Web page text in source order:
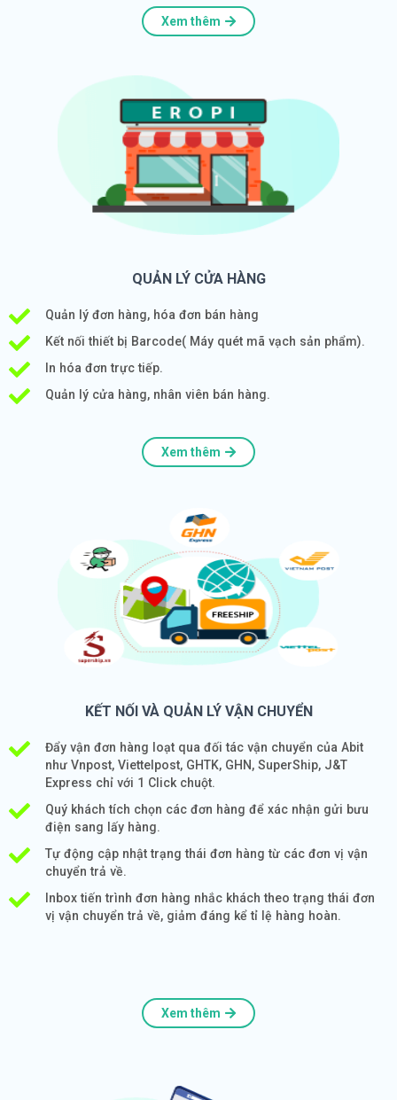
Xem thêm
QUẢN LÝ CỬA HÀNG
Quản lý đơn hàng, hóa đơn bán hàng
Kết nối thiết bị Barcode( Máy quét mã vạch sản phẩm).
In hóa đơn trực tiếp.
Quản lý cửa hàng, nhân viên bán hàng.
Xem thêm
KẾT NỐI VÀ QUẢN LÝ VẬN CHUYỂN
Đẩy vận đơn hàng loạt qua đối tác vận chuyển của Abit
như Vnpost, Viettelpost, GHTK, GHN, SuperShip, J&T
Express chỉ với 1 Click chuột.
Quý khách tích chọn các đơn hàng để xác nhận gửi bưu
điện sang lấy hàng.
Tự động cập nhật trạng thái đơn hàng từ các đơn vị vận
chuyển trả về.
Inbox tiến trình đơn hàng nhắc khách theo trạng thái đơn
vị vận chuyển trả về, giảm đáng kể tỉ lệ hàng hoàn.
Xem thêm